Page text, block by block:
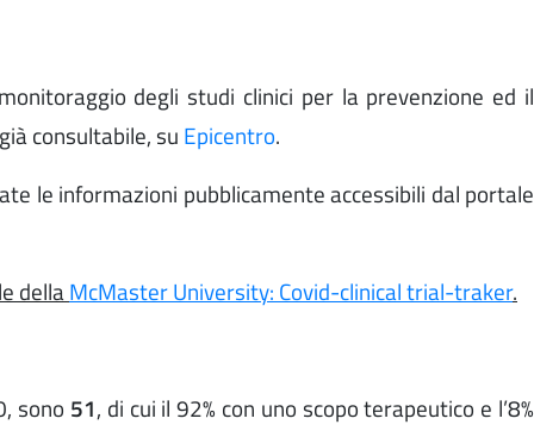
degli studi clinici per la prevenzione ed il
consultabile, su Epicentro.
le informazioni pubblicamente accessibili dal portale
dellaMcMaster University: Covid-clinical trial-traker.
sono 51, di cui il 92% con uno scopo terapeutico e l’8%